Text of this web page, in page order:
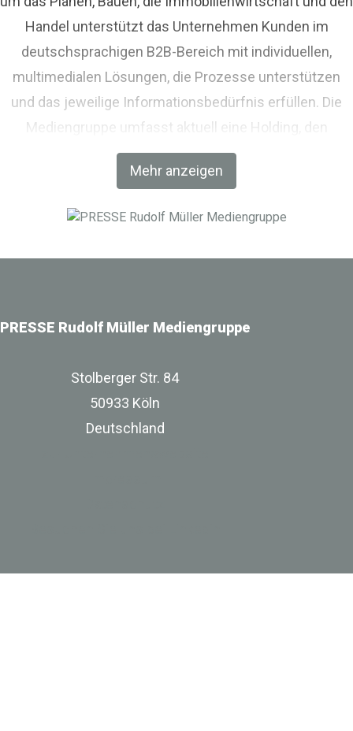
Mehr anzeigen
um das Planen, Bauen, die Immobilienwirtschaft und den
Handel unterstützt das Unternehmen Kunden im
deutschsprachigen B2B-Bereich mit individuellen,
multimedialen Lösungen, die Prozesse unterstützen
und das jeweilige Informationsbedürfnis erfüllen. Die
Fachverlag RM Rudolf Müller Medien und mit der BIM
World MUNICH eine Netzwerkplattform für Akteure der
Digitalisierung im Bau-, Immobilien- und
PRESSE Rudolf Müller Mediengruppe
Stolberger Str. 84
50933 Köln
Deutschland